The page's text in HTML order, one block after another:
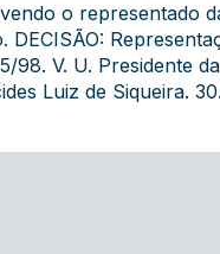
o representado
98. V. U. Presidente
Luiz de Siqueira.